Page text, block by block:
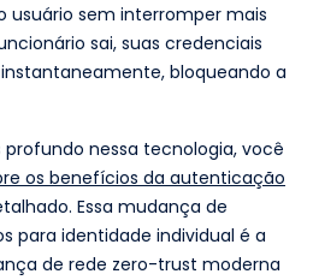
usuário sem interromper mais
sai, suas credenciais
bloqueando a
nessa tecnologia, você
os benefícios da autenticação
Essa mudança de
para identidade individual é a
de rede zero-trust moderna